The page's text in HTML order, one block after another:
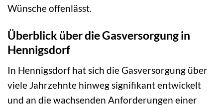
Wünsche offenlässt.
Überblick über die Gasversorgung in
Hennigsdorf
In Hennigsdorf hat sich die Gasversorgung über
viele Jahrzehnte hinweg signifikant entwickelt
und an die wachsenden Anforderungen einer